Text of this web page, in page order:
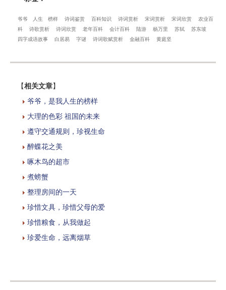
爷爷 人生 榜样 诗词鉴赏 百科知识 诗词赏析 宋词赏析 宋词欣赏
农业百
科
诗歌赏析 诗词欣赏 老年百科 会计百科 陆游 杨万里 苏轼
苏东坡
四字成语故事
白居易 字谜 诗词歌赋赏析 金融百科 黄庭坚
【相关文章】
爷爷，是我人生的榜样
大理的色彩 祖国的未来
遵守交通规则，珍视生命
醉蝶花之美
啄木鸟的超市
煮螃蟹
整理房间的一天
珍惜文具，珍惜父母的爱
珍惜粮食，从我做起
珍爱生命，远离烟草